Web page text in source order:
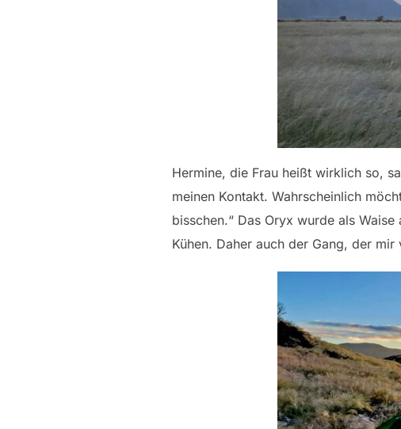
Hermine, die Frau heißt wirklich so,
meinen Kontakt. Wahrscheinlich
bisschen.“ Das Oryx wurde als
Kühen. Daher auch der Gang, der